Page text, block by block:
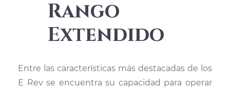
Rango
Extendido
Entre las características más destacadas de los
E Rev se encuentra su capacidad para operar